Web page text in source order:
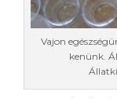
Vajon
kenünk.